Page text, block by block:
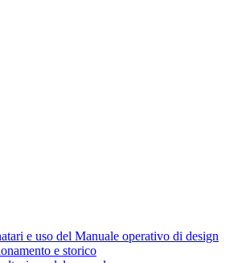
e uso del Manuale operativo di design
e storico